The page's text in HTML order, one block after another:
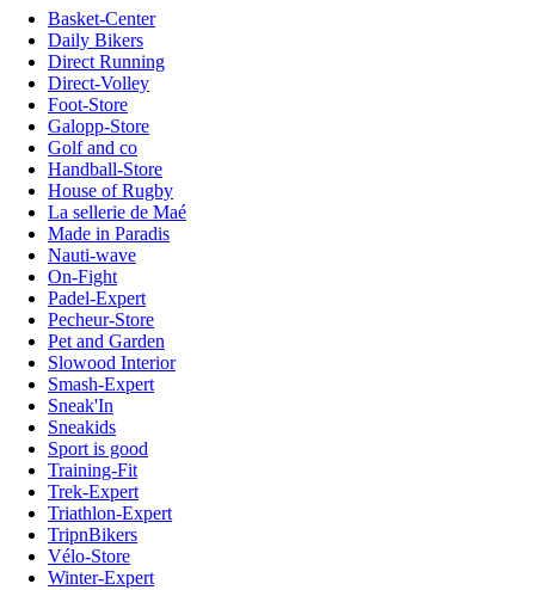
Basket-Center
Daily Bikers
Direct Running
Direct-Volley
Foot-Store
Galopp-Store
Golf and co
Handball-Store
House of Rugby
La sellerie de Maé
Made in Paradis
Nauti-wave
On-Fight
Padel-Expert
Pecheur-Store
Pet and Garden
Slowood Interior
Smash-Expert
Sneak'In
Sneakids
Sport is good
Training-Fit
Trek-Expert
Triathlon-Expert
TripnBikers
Vélo-Store
Winter-Expert